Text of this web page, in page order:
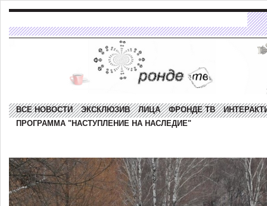
ВСЕ НОВОСТИ ЭКСКЛЮЗИВ ЛИЦА ФРОНДЕ ТВ
ПРОГРАММА "НАСТУПЛЕНИЕ НА НАСЛЕДИЕ"